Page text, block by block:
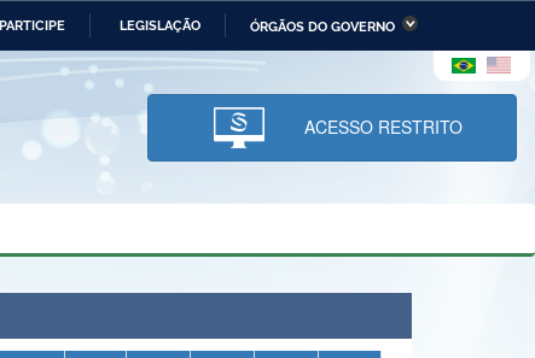
PARTICIPE LEGISLAÇÃO ÓRGÃOS DO GOVERNO
da Economia Ministério da Infraestrutura
Ministério da Ciência,
Tecnologia, Inovações e
Comunicações
Humanos
ACESSO RESTRITO